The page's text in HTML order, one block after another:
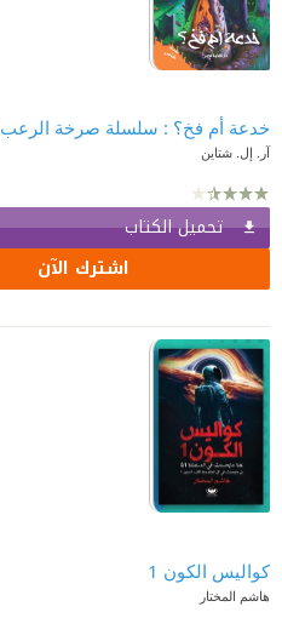
خدعة أم فخ؟ : سلسلة صرخة الرعب 19
آر. إل. شتاين
تحميل الكتاب
اشترك الآن
كواليس الكون 1
هاشم المختار